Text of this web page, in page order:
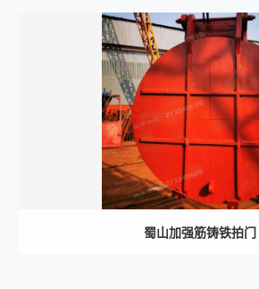
蜀山加强筋铸铁拍门